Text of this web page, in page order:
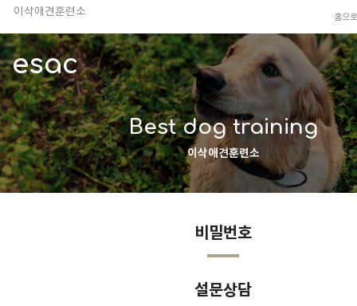
이삭애견훈련소
안전하고 행복한 펫티켓 선도!
경기도 화성시 봉담읍 위치
이찬종, 이웅종 소장 소개
홈으로
esac
Best dog training
이삭애견훈련소
비밀번호
설문상담